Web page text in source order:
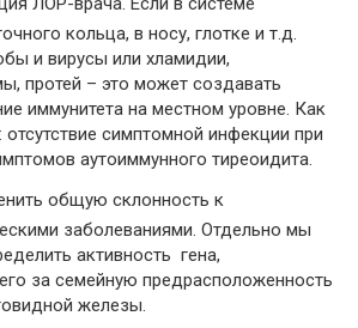
кольца, в носу, глотке и т.д.
и вирусы или хламидии,
протей – это может создавать
иммунитета на местном уровне. Как
отсутствие симптомной инфекции при
аутоиммунного тиреоидита.
общую склонность к
заболеваниями. Отдельно мы
активность гена,
за семейную предрасположенность
железы.